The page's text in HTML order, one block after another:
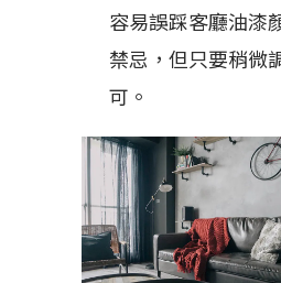
容易誤踩客廳油漆
禁忌，但只要稍微
可。